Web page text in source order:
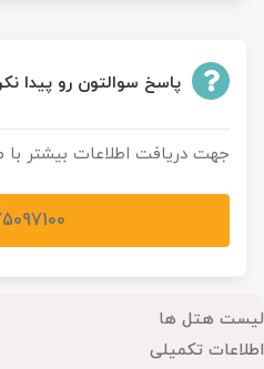
لیست هتل ها
اطلاعات تکمیلی
پاسخ سوالتون رو پیدا
جهت دریافت اطلاعات بیشتر با